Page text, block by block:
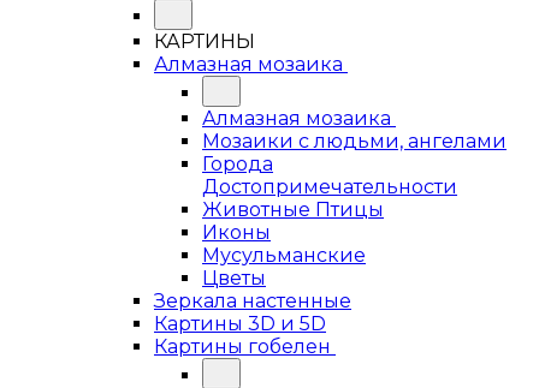
КАРТИНЫ
Алмазная мозаика
Алмазная мозаика
Мозаики с людьми, ангелами
Города
Достопримечательности
Животные Птицы
Иконы
Мусульманские
Цветы
Зеркала настенные
Картины 3D и 5D
Картины гобелен